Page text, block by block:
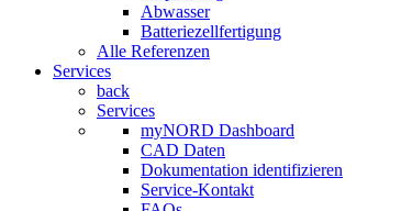
Abwasser
Batteriezellfertigung
Alle Referenzen
Services
back
Services
myNORD Dashboard
CAD Daten
Dokumentation identifizieren
Service-Kontakt